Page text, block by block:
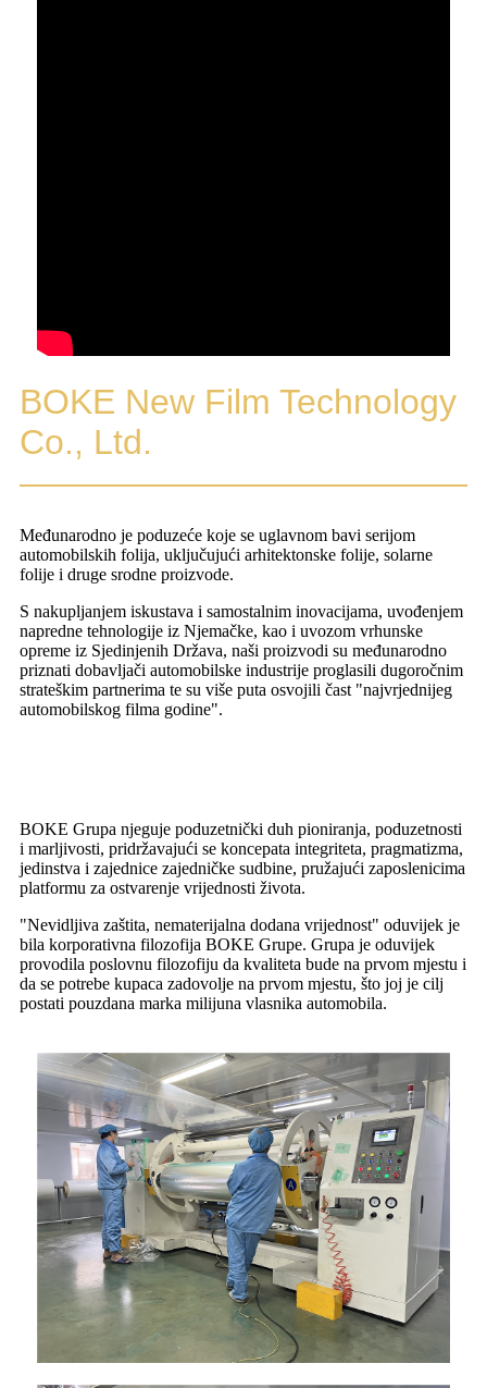
BOKE New Film Technology
Co., Ltd.
Međunarodno je poduzeće koje se uglavnom bavi serijom
automobilskih folija, uključujući arhitektonske folije, solarne
folije i druge srodne proizvode.
S nakupljanjem iskustava i samostalnim inovacijama, uvođenjem
napredne tehnologije iz Njemačke, kao i uvozom vrhunske
opreme iz Sjedinjenih Država, naši proizvodi su međunarodno
priznati dobavljači automobilske industrije proglasili dugoročnim
strateškim partnerima te su više puta osvojili čast "najvrjednijeg
automobilskog filma godine".
BOKE Grupa njeguje poduzetnički duh pioniranja, poduzetnosti
i marljivosti, pridržavajući se koncepata integriteta, pragmatizma,
jedinstva i zajednice zajedničke sudbine, pružajući zaposlenicima
platformu za ostvarenje vrijednosti života.
"Nevidljiva zaštita, nematerijalna dodana vrijednost" oduvijek je
bila korporativna filozofija BOKE Grupe. Grupa je oduvijek
provodila poslovnu filozofiju da kvaliteta bude na prvom mjestu i
da se potrebe kupaca zadovolje na prvom mjestu, što joj je cilj
postati pouzdana marka milijuna vlasnika automobila.